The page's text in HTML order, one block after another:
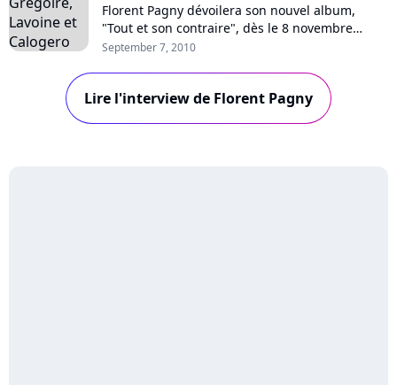
Florent Pagny dévoilera son nouvel album,
"Tout et son contraire", dès le 8 novembre
prochain. Un disque sur lequel collaborent
Attal, Vincent Baguian, Daran, John Mamann,
mais aussi Grégoire, Marc Lavoine, et Calogero
: visionnez les interview de ces trois derniers...
September 7, 2010
Lire l'interview de Florent Pagny